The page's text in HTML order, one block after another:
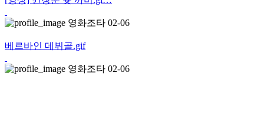
영화조타 02-06
베르바인 데뷔골.gif
영화조타 02-06